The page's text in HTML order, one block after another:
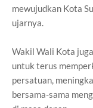
mewujudkan Kota
ujarnya.
Wakil Wali Kota
untuk terus
persatuan,
bersama-sama